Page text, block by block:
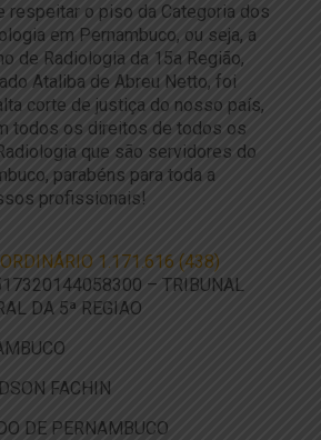
respeitar o piso da Categoria dos
em Pernambuco, ou seja, a
de Radiologia da 15a Região,
Ataliba de Abreu Netto, foi
corte de justiça do nosso país,
todos os direitos de todos os
que são servidores do
parabéns para toda a
profissionais!
1.171.616 (438)
– TRIBUNAL
DA 5ª REGIAO
FACHIN
DE PERNAMBUCO